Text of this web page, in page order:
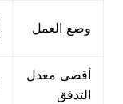
وضع العمل
أقصى معدل
التدفق